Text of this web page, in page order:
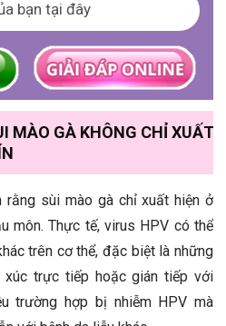
MÀO GÀ KHÔNG CHỈ XUẤT
rằng sùi mào gà chỉ xuất hiện ở
môn. Thực tế, virus HPV có thể
trên cơ thể, đặc biệt là những
trực tiếp hoặc gián tiếp với
trường hợp bị nhiễm HPV mà